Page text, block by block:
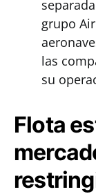
grupo
las
su
Flota